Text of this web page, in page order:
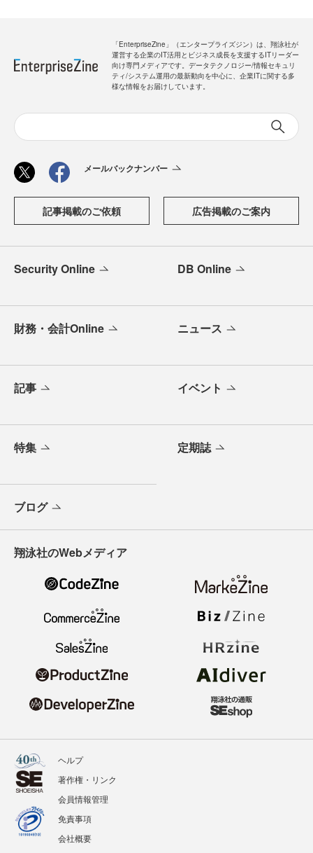
「EnterpriseZine」（エンタープライズジン）は、翔泳社が
運営する企業のIT活用とビジネス成長を支援するITリーダー
向け専門メディアです。データテクノロジー/情報セキュリ
ティ/システム運用の最新動向を中心に、企業ITに関する多
様な情報をお届けしています。
メールバックナンバー
記事掲載のご依頼 広告掲載のご案内
Security Online DB Online
財務・会計Online ニュース
記事 イベント
特集 定期誌
ブログ
翔泳社のWebメディア
ヘルプ
著作権・リンク
会員情報管理
免責事項
会社概要